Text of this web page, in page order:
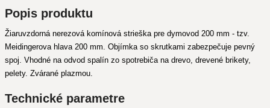
Popis produktu
Žiaruvzdorná nerezová komínová strieška pre dymovod 200 mm - tzv.
Meidingerova hlava 200 mm. Objímka so skrutkami zabezpečuje pevný
spoj. Vhodné na odvod spalín zo spotrebiča na drevo, drevené brikety,
pelety. Zvárané plazmou.
Technické parametre